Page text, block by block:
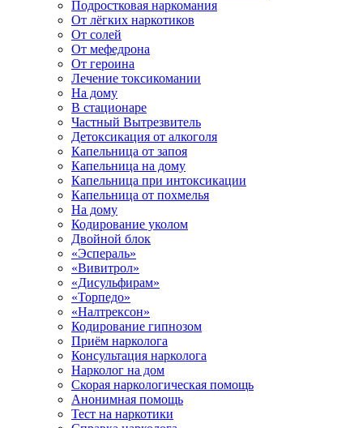
Подростковая наркомания
От лёгких наркотиков
От солей
От мефедрона
От героина
Лечение токсикомании
На дому
В стационаре
Частный Вытрезвитель
Детоксикация от алкоголя
Капельница от запоя
Капельница на дому
Капельница при интоксикации
Капельница от похмелья
На дому
Кодирование уколом
Двойной блок
«Эспераль»
«Вивитрол»
«Дисульфирам»
«Торпедо»
«Налтрексон»
Кодирование гипнозом
Приём нарколога
Консультация нарколога
Нарколог на дом
Скорая наркологическая помощь
Анонимная помощь
Тест на наркотики